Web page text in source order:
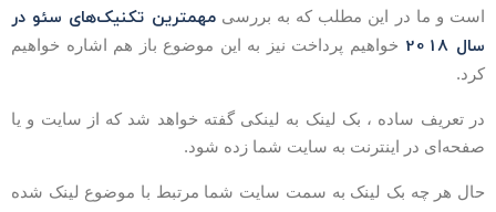
و ما در این مطلب که به بررسیمهمترین تکنیک‌های سئو در
2018
خواهیم پرداخت نیز به این موضوع باز هم اشاره خواهیم
تعریف ساده ، بک لینک به لینکی گفته خواهد شد که از سایت و یا
در اینترنت به سایت شما زده شود.
هر چه بک لینک به سمت سایت شما مرتبط با موضوع لینک شده